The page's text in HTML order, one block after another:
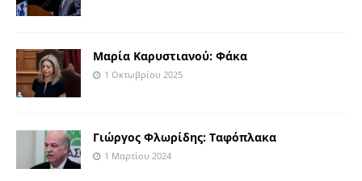
Μαρία Καρυστιανού: Φάκα
1 Οκτωβρίου 2025
Γιώργος Φλωρίδης: Ταφόπλακα
1 Μαρτίου 2024